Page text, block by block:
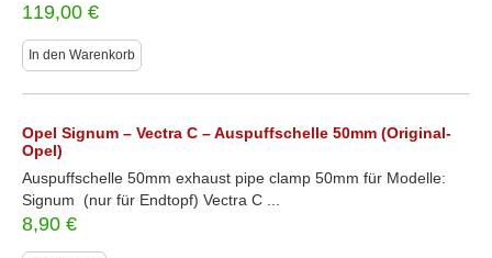
119,00 €
In den Warenkorb
Opel Signum – Vectra C – Auspuffschelle 50mm (Original-
Opel)
Auspuffschelle 50mm exhaust pipe clamp 50mm für Modelle:
Signum (nur für Endtopf) Vectra C ...
8,90 €